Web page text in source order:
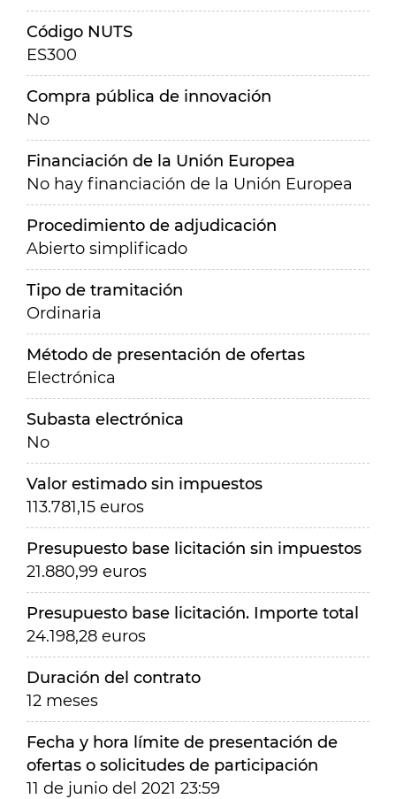
Código NUTS
ES300
Compra pública de innovación
No
Financiación de la Unión Europea
No hay financiación de la Unión Europea
Procedimiento de adjudicación
Abierto simplificado
Tipo de tramitación
Ordinaria
Método de presentación de ofertas
Electrónica
Subasta electrónica
No
Valor estimado sin impuestos
113.781,15 euros
Presupuesto base licitación sin impuestos
21.880,99 euros
Presupuesto base licitación. Importe total
24.198,28 euros
Duración del contrato
12 meses
Fecha y hora límite de presentación de
ofertas o solicitudes de participación
11 de junio del 2021 23:59